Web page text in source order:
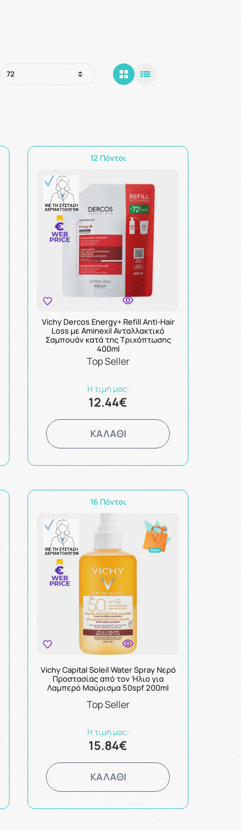
12 Πόντοι
Vichy Dercos Energy+ Refill Anti-Hair
Loss με Aminexil Ανταλλακτικό
Σαμπουάν κατά της Τριχόπτωσης
400ml
Top Seller
Η τιμή μας:
12.44€
ΚΑΛΑΘΙ
16 Πόντοι
Vichy Capital Soleil Water Spray Νερό
Προστασίας από τον Ήλιο για
Λαμπερό Μαύρισμα 50spf 200ml
Top Seller
Η τιμή μας:
15.84€
ΚΑΛΑΘΙ